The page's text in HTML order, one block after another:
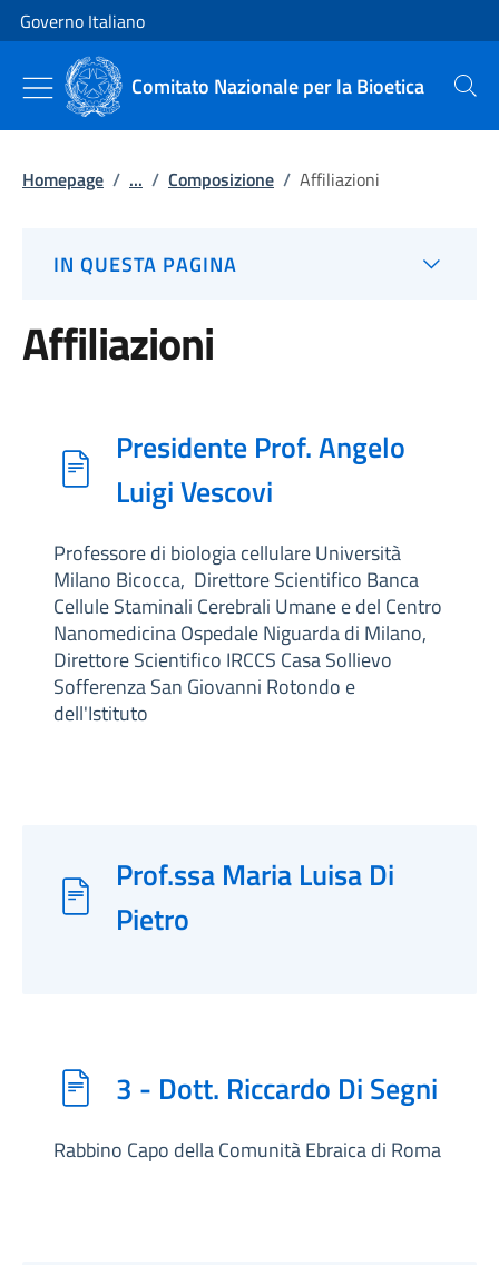
Vai al contenuto
Vai alla navigazione del sito
Governo Italiano
Comitato Nazionale per la Bioetica Cerca
Homepage / ... / Composizione / Affiliazioni
IN QUESTA PAGINA
Affiliazioni
Presidente Prof. Angelo
Luigi Vescovi
Professore di biologia cellulare Università
Milano Bicocca, Direttore Scientifico Banca
Cellule Staminali Cerebrali Umane e del Centro
Nanomedicina Ospedale Niguarda di Milano,
Direttore Scientifico IRCCS Casa Sollievo
Sofferenza San Giovanni Rotondo e
dell'Istituto
Prof.ssa Maria Luisa Di
Pietro
3 - Dott. Riccardo Di Segni
Rabbino Capo della Comunità Ebraica di Roma